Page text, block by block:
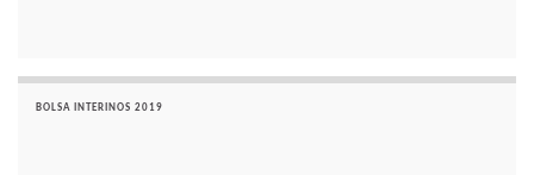
BOLSA INTERINOS 2019